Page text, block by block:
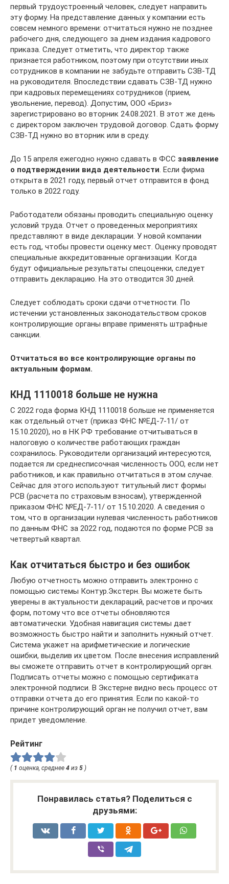
первый трудоустроенный человек, следует направить
эту форму. На представление данных у компании есть
совсем немного времени: отчитаться нужно не позднее
рабочего дня, следующего за днем издания кадрового
приказа. Следует отметить, что директор также
признается работником, поэтому при отсутствии иных
сотрудников в компании не забудьте отправить СЗВ-ТД
на руководителя. Впоследствии сдавать СЗВ-ТД нужно
при кадровых перемещениях сотрудников (прием,
увольнение, перевод). Допустим, ООО «Бриз»
зарегистрировано во вторник 24.08.2021. В этот же день
с директором заключен трудовой договор. Сдать форму
СЗВ-ТД нужно во вторник или в среду.
До 15 апреля ежегодно нужно сдавать в ФСС заявление
о подтверждении вида деятельности. Если фирма
открыта в 2021 году, первый отчет отправится в фонд
только в 2022 году.
Работодатели обязаны проводить специальную оценку
условий труда. Отчет о проведенных мероприятиях
представляют в виде декларации. У новой компании
есть год, чтобы провести оценку мест. Оценку проводят
специальные аккредитованные организации. Когда
будут официальные результаты спецоценки, следует
отправить декларацию. На это отводится 30 дней.
Следует соблюдать сроки сдачи отчетности. По
истечении установленных законодательством сроков
контролирующие органы вправе применять штрафные
санкции.
Отчитаться во все контролирующие органы по
актуальным формам.
КНД 1110018 больше не нужна
С 2022 года форма КНД 1110018 больше не применяется
как отдельный отчет (приказ ФНС №ЕД-7-11/ от
15.10.2020), но в НК РФ требование отчитываться в
налоговую о количестве работающих граждан
сохранилось. Руководители организаций интересуются,
подается ли среднесписочная численность ООО, если нет
работников, и как правильно отчитаться в этом случае.
Сейчас для этого используют титульный лист формы
РСВ (расчета по страховым взносам), утвержденной
приказом ФНС №ЕД-7-11/ от 15.10.2020. А сведения о
том, что в организации нулевая численность работников
по данным ФНС за 2022 год, подаются по форме РСВ за
четвертый квартал.
Как отчитаться быстро и без ошибок
Любую отчетность можно отправить электронно с
помощью системы Контур.Экстерн. Вы можете быть
уверены в актуальности деклараций, расчетов и прочих
форм, потому что все отчеты обновляются
автоматически. Удобная навигация системы дает
возможность быстро найти и заполнить нужный отчет.
Система укажет на арифметические и логические
ошибки, выделив их цветом. После внесения исправлений
вы сможете отправить отчет в контролирующий орган.
Подписать отчеты можно с помощью сертификата
электронной подписи. В Экстерне видно весь процесс от
отправки отчета до его принятия. Если по какой-то
причине контролирующий орган не получил отчет, вам
придет уведомление.
Рейтинг
( 1 оценка, среднее 4 из 5 )
Понравилась статья? Поделиться с
друзьями: